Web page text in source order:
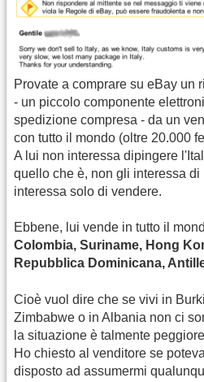
Provate a comprare su eBay un
- un piccolo componente
spedizione compresa - da un
con tutto il mondo (oltre 20.000
A lui non interessa dipingere
quello che è, non gli interessa
interessa solo di vendere.
Ebbene, lui vende in tutto il
Colombia, Suriname, Hong
Repubblica Dominicana,
Cioè vuol dire che se vivi in
Zimbabwe o in Albania non ci
la situazione è talmente
Ho chiesto al venditore se
disposto ad assumermi